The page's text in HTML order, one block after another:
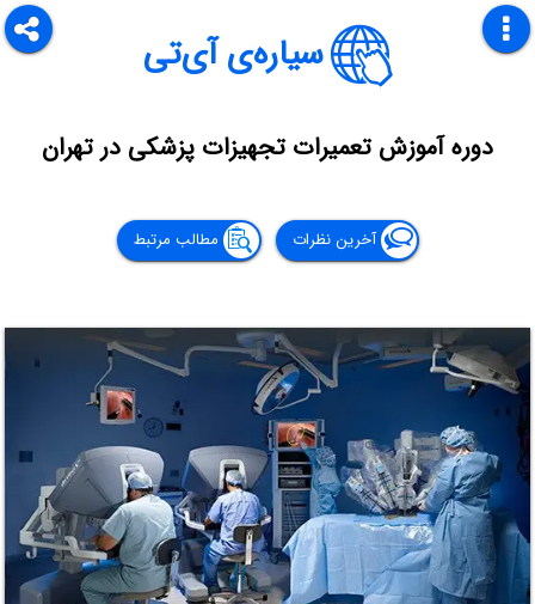
سیاره‌ی آی‌تی
دوره آموزش تعمیرات تجهیزات پزشکی در تهران
آخرین نظرات مطالب مرتبط